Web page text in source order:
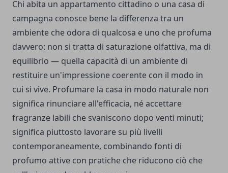
Chi abita un appartamento cittadino o una casa di
campagna conosce bene la differenza tra un
ambiente che odora di qualcosa e uno che profuma
davvero: non si tratta di saturazione olfattiva, ma di
equilibrio — quella capacità di un ambiente di
restituire un'impressione coerente con il modo in
cui si vive. Profumare la casa in modo naturale non
significa rinunciare all'efficacia, né accettare
fragranze labili che svaniscono dopo venti minuti;
significa piuttosto lavorare su più livelli
contemporaneamente, combinando fonti di
profumo attive con pratiche che riducono ciò che